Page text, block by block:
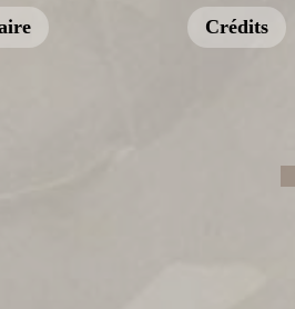
Crédits